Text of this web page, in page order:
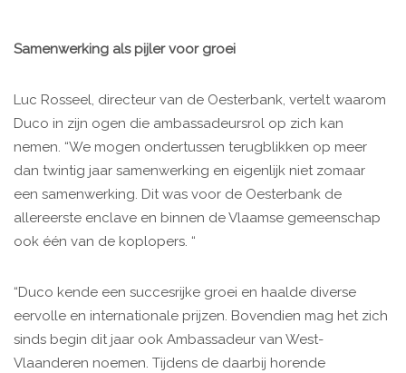
Samenwerking als pijler voor groei
Luc Rosseel, directeur van de Oesterbank, vertelt waarom
Duco in zijn ogen die ambassadeursrol op zich kan
nemen. “We mogen ondertussen terugblikken op meer
dan twintig jaar samenwerking en eigenlijk niet zomaar
een samenwerking. Dit was voor de Oesterbank de
allereerste enclave en binnen de Vlaamse gemeenschap
ook één van de koplopers. “
“Duco kende een succesrijke groei en haalde diverse
eervolle en internationale prijzen. Bovendien mag het zich
sinds begin dit jaar ook Ambassadeur van West-
Vlaanderen noemen. Tijdens de daarbij horende